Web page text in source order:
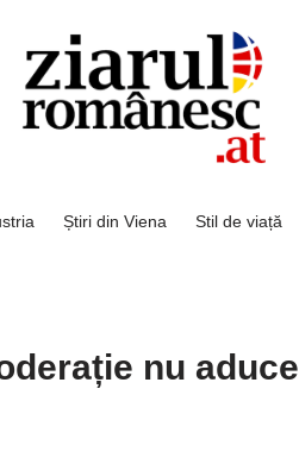
Știri din Viena Stil de viață
nu aduce